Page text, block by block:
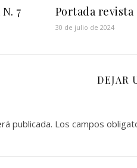
7 Portada revista
30 de julio de 2024
DEJAR
publicada. Los campos